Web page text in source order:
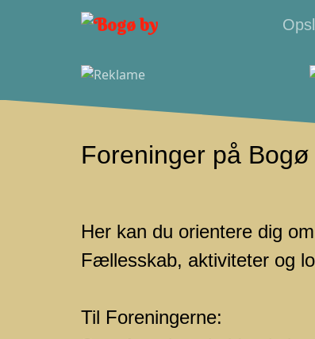
Foreninger på Bogø
Her kan du orientere dig
Fællesskab, aktiviteter og
Til Foreningerne: